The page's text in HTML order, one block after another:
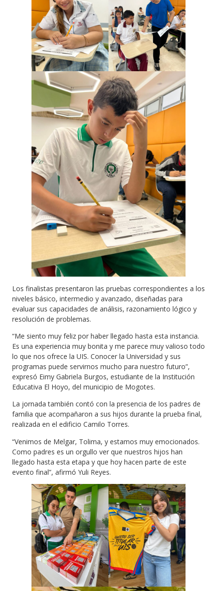
Los finalistas presentaron las pruebas correspondientes a los
niveles básico, intermedio y avanzado, diseñadas para
evaluar sus capacidades de análisis, razonamiento lógico y
resolución de problemas.
“Me siento muy feliz por haber llegado hasta esta instancia.
Es una experiencia muy bonita y me parece muy valioso todo
lo que nos ofrece la UIS. Conocer la Universidad y sus
programas puede servirnos mucho para nuestro futuro”,
expresó Eimy Gabriela Burgos, estudiante de la Institución
Educativa El Hoyo, del municipio de Mogotes.
La jornada también contó con la presencia de los padres de
familia que acompañaron a sus hijos durante la prueba final,
realizada en el edificio Camilo Torres.
“Venimos de Melgar, Tolima, y estamos muy emocionados.
Como padres es un orgullo ver que nuestros hijos han
llegado hasta esta etapa y que hoy hacen parte de este
evento final”, afirmó Yuli Reyes.